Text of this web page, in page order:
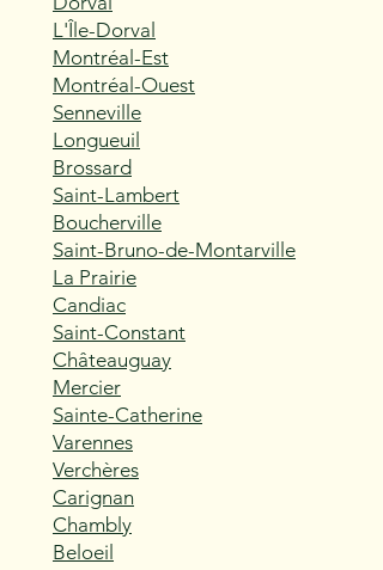
L'Île-Dorval
Montréal-Est
Montréal-Ouest
Senneville
Longueuil
Brossard
Saint-Lambert
Boucherville
Saint-Bruno-de-Montarville
La Prairie
Candiac
Saint-Constant
Châteauguay
Mercier
Sainte-Catherine
Varennes
Verchères
Carignan
Chambly
Beloeil